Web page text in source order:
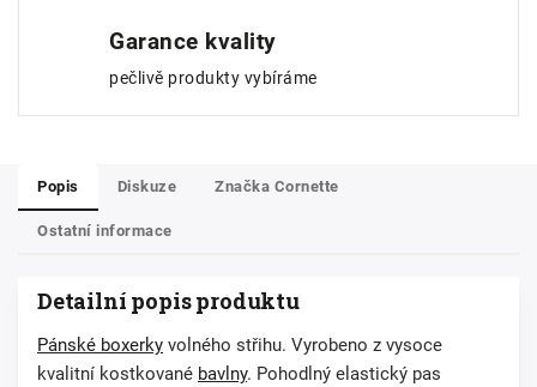
Garance kvality
pečlivě produkty vybíráme
Popis Diskuze Značka Cornette
Ostatní informace
Detailní popis produktu
Pánské boxerky volného střihu. Vyrobeno z vysoce
kvalitní kostkované bavlny. Pohodlný elastický pas